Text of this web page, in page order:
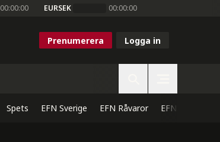
00:00:00 EURSEK 00:00:00
Prenumerera Logga in
Spets EFN Sverige EFN Råvaror EFN Direkt